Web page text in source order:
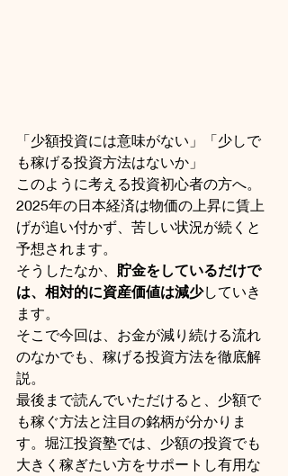
「少額投資には意味がない」「少しで
も稼げる投資方法はないか」
このように考える投資初心者の方へ。
2025年の日本経済は物価の上昇に賃上
げが追い付かず、苦しい状況が続くと
予想されます。
そうしたなか、 貯金をしているだけで
は、相対的に資産価値は減少していき
ます。
そこで今回は、お金が減り続ける流れ
のなかでも、稼げる投資方法を徹底解
説。
最後まで読んでいただけると、少額で
も稼ぐ方法と注目の銘柄が分かりま
す。堀江投資塾では、少額の投資でも
大きく稼ぎたい方をサポートし有用な